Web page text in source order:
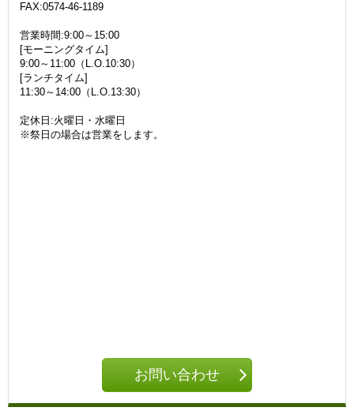
FAX:0574-46-1189
営業時間:9:00～15:00
[モーニングタイム]
9:00～11:00（L.O.10:30）
[ランチタイム]
11:30～14:00（L.O.13:30）
定休日:火曜日・水曜日
※祭日の場合は営業をします。
お問い合わせ